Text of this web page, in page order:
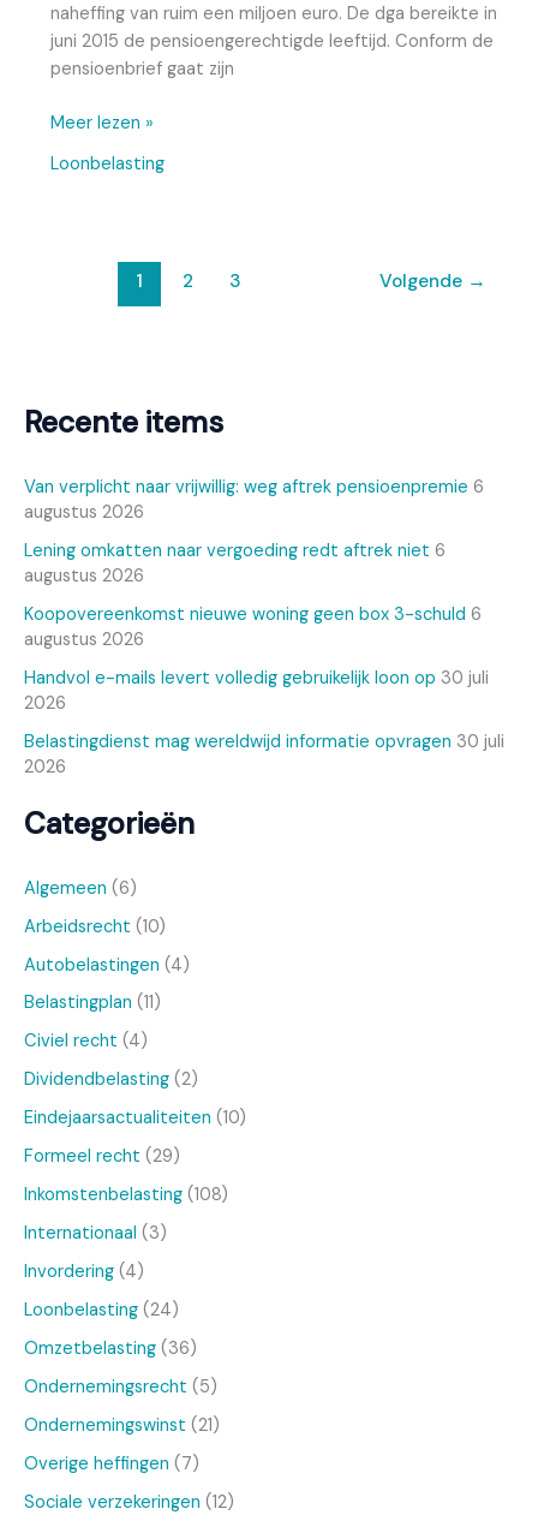
Recente items
Van verplicht naar vrijwillig: weg aftrek pensioenpremie 6
augustus 2026
Lening omkatten naar vergoeding redt aftrek niet 6
augustus 2026
Koopovereenkomst nieuwe woning geen box 3-schuld 6
augustus 2026
Handvol e-mails levert volledig gebruikelijk loon op 30 juli
2026
Belastingdienst mag wereldwijd informatie opvragen 30 juli
2026
Categorieën
Algemeen (6)
Arbeidsrecht (10)
Autobelastingen (4)
Belastingplan (11)
Civiel recht (4)
Dividendbelasting (2)
Eindejaarsactualiteiten (10)
Formeel recht (29)
Inkomstenbelasting (108)
Internationaal (3)
Invordering (4)
Loonbelasting (24)
Omzetbelasting (36)
Ondernemingsrecht (5)
Ondernemingswinst (21)
Overige heffingen (7)
Sociale verzekeringen (12)
naheffing van ruim een miljoen euro. De dga bereikte in
juni 2015 de pensioengerechtigde leeftijd. Conform de
pensioenbrief gaat zijn
Meer lezen »
Loonbelasting
1 2 3 Volgende →